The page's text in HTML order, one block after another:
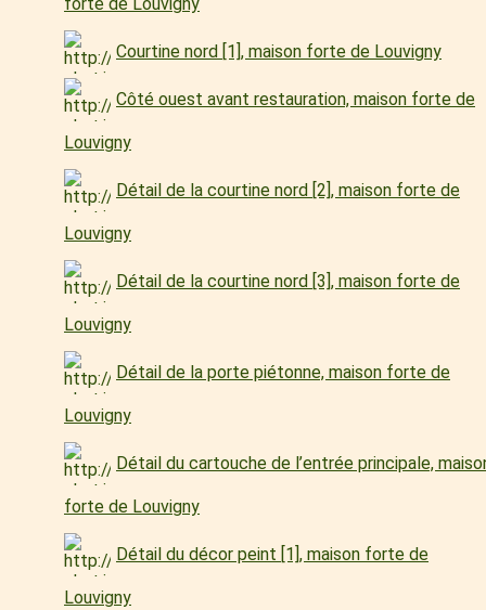
Courtine nord [1], maison forte de Louvigny
Côté ouest avant restauration, maison forte de
Louvigny
Détail de la courtine nord [2], maison forte de
Louvigny
Détail de la courtine nord [3], maison forte de
Louvigny
Détail de la porte piétonne, maison forte de
Louvigny
Détail du cartouche de l’entrée principale,
forte de Louvigny
Détail du décor peint [1], maison forte de
Louvigny